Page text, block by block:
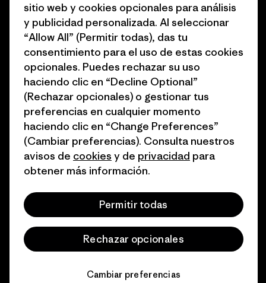
1% for the Planet
Cómo financiamos
Tarjetas regalo
Encuentra una tienda
Programa para profesionales
del sector
Programa de afiliados
Mapa del sitio Patagonia
España
© 2026 Patagonia, Inc. Todos los derechos reservados.
español
sitio web y cookies opcionales para análisis
y publicidad personalizada. Al seleccionar
“Allow All” (Permitir todas), das tu
consentimiento para el uso de estas cookies
opcionales. Puedes rechazar su uso
haciendo clic en “Decline Optional”
(Rechazar opcionales) o gestionar tus
preferencias en cualquier momento
haciendo clic en “Change Preferences”
(Cambiar preferencias). Consulta nuestros
avisos de cookies y de privacidad para
obtener más información.
Permitir todas
Rechazar opcionales
Cambiar preferencias